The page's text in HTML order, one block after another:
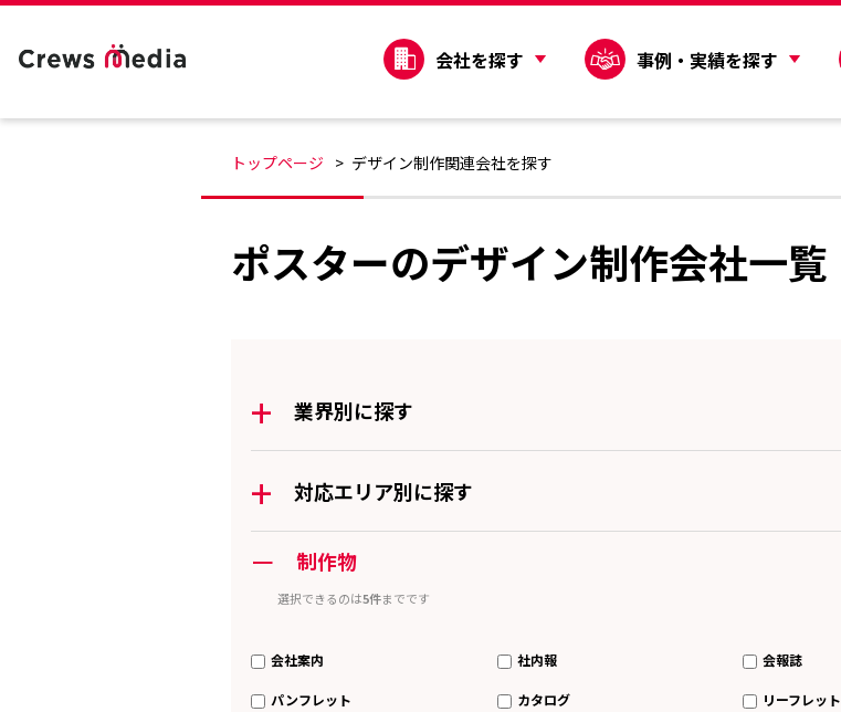
会社を探す 事例・実績を探す
トップページ デザイン制作関連会社を探す
ポスターのデザイン制作会社一覧
+ 業界別に探す
+ 対応エリア別に探す
ー 制作物
選択できるのは5件までです
会社案内 社内報 会報誌
パンフレット カタログ リーフレット